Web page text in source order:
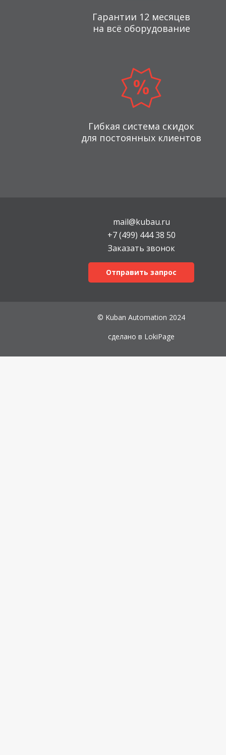
Гарантии 12 месяцев
на всё оборудование
Гибкая система скидок
для постоянных клиентов
mail@kubau.ru
+7 (499) 444 38 50
Заказать звонок
Отправить запрос
© Kuban Automation 2024
сделано в LokiPage